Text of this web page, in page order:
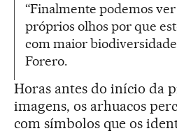
“Finalmente podemos ver
próprios olhos por que
com maior
Forero.
Horas antes do início da
imagens, os arhuacos
com símbolos que os